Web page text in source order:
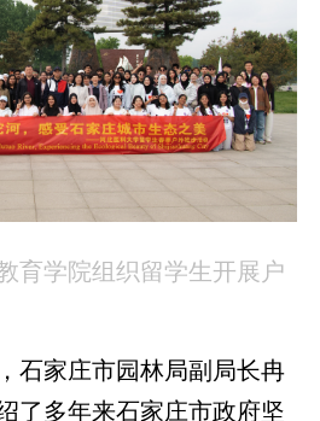
育学院组织留学生开展户
石家庄市园林局副局长冉
了多年来石家庄市政府坚